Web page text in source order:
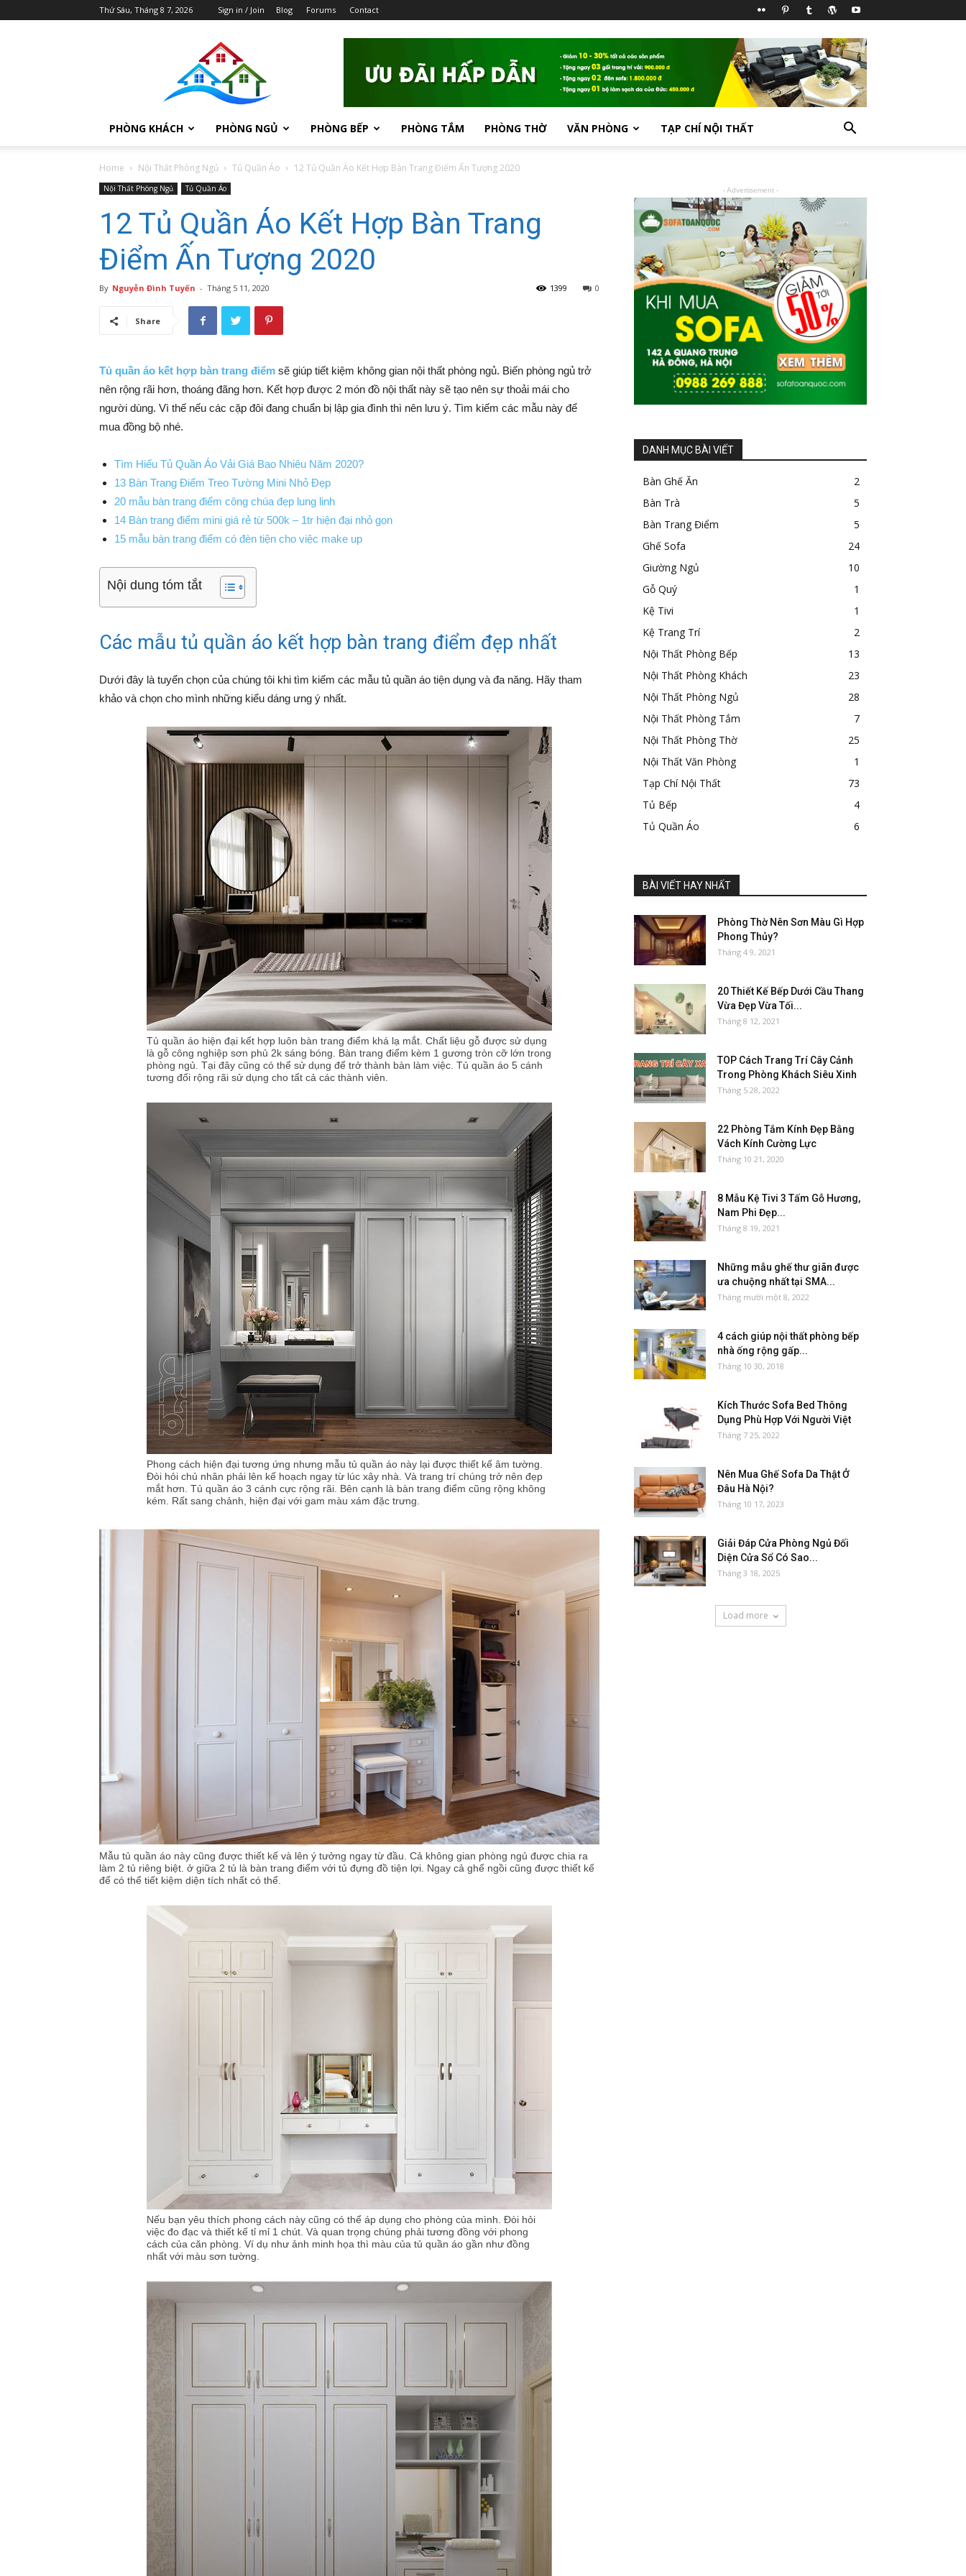
Thứ Sáu, Tháng 8 7, 2026 Sign in / Join Blog Forums Contact
Cư
Mandarin
Garden
PHÒNG KHÁCH PHÒNG NGỦ PHÒNG BẾP PHÒNG TẮM PHÒNG THỜ VĂN PHÒNG TẠP CHÍ NỘI THẤT
Home Nội Thất Phòng Ngủ Tủ Quần Áo 12 Tủ Quần Áo Kết Hợp Bàn Trang Điểm Ấn Tượng 2020
Nội Thất Phòng Ngủ Tủ Quần Áo
12 Tủ Quần Áo Kết Hợp Bàn Trang
Điểm Ấn Tượng 2020
By Nguyễn Đình Tuyến - Tháng 5 11, 2020 0
1399
Share
Tủ quần áo kết hợp bàn trang điểm sẽ giúp tiết kiệm không gian nội thất phòng ngủ. Biến phòng ngủ trở
nên rộng rãi hơn, thoáng đãng hơn. Kết hợp được 2 món đồ nội thất này sẽ tạo nên sự thoải mái cho
người dùng. Vì thế nếu các cặp đôi đang chuẩn bị lập gia đình thì nên lưu ý. Tìm kiếm các mẫu này để
mua đồng bộ nhé.
Tìm Hiểu Tủ Quần Áo Vải Giá Bao Nhiêu Năm 2020?
13 Bàn Trang Điểm Treo Tường Mini Nhỏ Đẹp
20 mẫu bàn trang điểm công chúa đẹp lung linh
14 Bàn trang điểm mini giá rẻ từ 500k – 1tr hiện đại nhỏ gọn
15 mẫu bàn trang điểm có đèn tiện cho việc make up
Nội dung tóm tắt
Các mẫu tủ quần áo kết hợp bàn trang điểm đẹp nhất
Dưới đây là tuyển chọn của chúng tôi khi tìm kiếm các mẫu tủ quần áo tiện dụng và đa năng. Hãy tham
khảo và chọn cho mình những kiểu dáng ưng ý nhất.
Tủ quần áo hiện đại kết hợp luôn bàn trang điểm khá lạ mắt. Chất liệu gỗ được sử dụng
là gỗ công nghiệp sơn phủ 2k sáng bóng. Bàn trang điểm kèm 1 gương tròn cỡ lớn trong
phòng ngủ. Tại đây cũng có thể sử dụng để trở thành bàn làm việc. Tủ quần áo 5 cánh
tương đối rộng rãi sử dụng cho tất cả các thành viên.
Phong cách hiện đại tương ứng nhưng mẫu tủ quần áo này lại được thiết kế âm tường.
Đòi hỏi chủ nhân phải lên kế hoạch ngay từ lúc xây nhà. Và trang trí chúng trở nên đẹp
mắt hơn. Tủ quần áo 3 cánh cực rộng rãi. Bên cạnh là bàn trang điểm cũng rộng không
kém. Rất sang chảnh, hiện đại với gam màu xám đặc trưng.
Mẫu tủ quần áo này cũng được thiết kế và lên ý tưởng ngay từ đầu. Cả không gian phòng ngủ được chia ra
làm 2 tủ riêng biệt. ở giữa 2 tủ là bàn trang điểm với tủ đựng đồ tiện lợi. Ngay cả ghế ngồi cũng được thiết kế
để có thể tiết kiệm diện tích nhất có thể.
Nếu bạn yêu thích phong cách này cũng có thể áp dụng cho phòng của mình. Đòi hỏi
việc đo đạc và thiết kế tỉ mỉ 1 chút. Và quan trọng chúng phải tương đồng với phong
cách của căn phòng. Ví dụ như ảnh minh họa thì màu của tủ quần áo gần như đồng
nhất với màu sơn tường.
- Advertisement -
DANH MỤC BÀI VIẾT
Bàn Ghế Ăn
2
Bàn Trà
5
Bàn Trang Điểm
5
Ghế Sofa
24
Giường Ngủ
10
Gỗ Quý
1
Kệ Tivi
1
Kệ Trang Trí
2
Nội Thất Phòng Bếp
13
Nội Thất Phòng Khách
23
Nội Thất Phòng Ngủ
28
Nội Thất Phòng Tắm
7
Nội Thất Phòng Thờ
25
Nội Thất Văn Phòng
1
Tạp Chí Nội Thất
73
Tủ Bếp
4
Tủ Quần Áo
6
BÀI VIẾT HAY NHẤT
Phòng Thờ Nên Sơn Màu Gì Hợp
Phong Thủy?
Tháng 4 9, 2021
20 Thiết Kế Bếp Dưới Cầu Thang
Vừa Đẹp Vừa Tối...
Tháng 8 12, 2021
TOP Cách Trang Trí Cây Cảnh
Trong Phòng Khách Siêu Xinh
Tháng 5 28, 2022
22 Phòng Tắm Kính Đẹp Bằng
Vách Kính Cường Lực
Tháng 10 21, 2020
8 Mẫu Kệ Tivi 3 Tấm Gỗ Hương,
Nam Phi Đẹp...
Tháng 8 19, 2021
Những mẫu ghế thư giãn được
ưa chuộng nhất tại SMA...
Tháng mười một 8, 2022
4 cách giúp nội thất phòng bếp
nhà ống rộng gấp...
Tháng 10 30, 2018
Kích Thước Sofa Bed Thông
Dụng Phù Hợp Với Người Việt
Tháng 7 25, 2022
Nên Mua Ghế Sofa Da Thật Ở
Đâu Hà Nội?
Tháng 10 17, 2023
Giải Đáp Cửa Phòng Ngủ Đối
Diện Cửa Sổ Có Sao...
Tháng 3 18, 2025
Load more